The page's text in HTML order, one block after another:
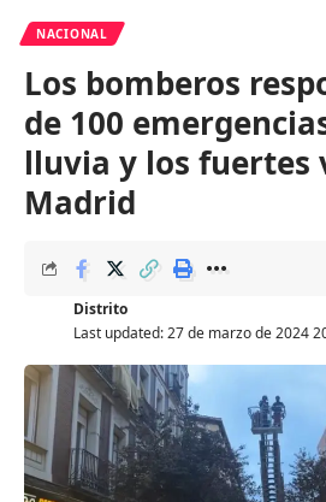
NACIONAL
Los bomberos
de 100
lluvia y los fuertes
Madrid
Last updated: 27 de marzo de 2024
Distrito